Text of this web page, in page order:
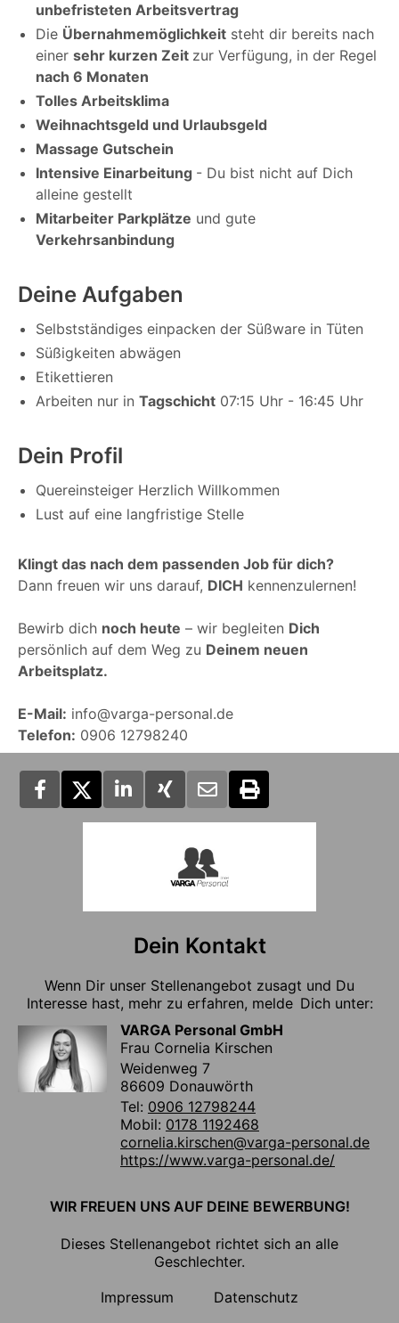
unbefristeten Arbeitsvertrag
Die Übernahmemöglichkeit steht dir bereits nach
einer sehr kurzen Zeit zur Verfügung, in der Regel
nach 6 Monaten
Tolles Arbeitsklima
Weihnachtsgeld und Urlaubsgeld
Massage Gutschein
Intensive Einarbeitung - Du bist nicht auf Dich
alleine gestellt
Mitarbeiter Parkplätze und gute
Verkehrsanbindung
Deine Aufgaben
Selbstständiges einpacken der Süßware in Tüten
Süßigkeiten abwägen
Etikettieren
Arbeiten nur in Tagschicht 07:15 Uhr - 16:45 Uhr
Dein Profil
Quereinsteiger Herzlich Willkommen
Lust auf eine langfristige Stelle
Klingt das nach dem passenden Job für dich?
Dann freuen wir uns darauf, DICH kennenzulernen!
Bewirb dich noch heute – wir begleiten Dich
persönlich auf dem Weg zu Deinem neuen
Arbeitsplatz.
E-Mail: info@varga-personal.de
Telefon: 0906 12798240
Dein Kontakt
Wenn Dir unser Stellenangebot zusagt und Du
Interesse hast, mehr zu erfahren, melde Dich unter:
VARGA Personal GmbH
Frau Cornelia Kirschen
Weidenweg 7
86609 Donauwörth
Tel: 0906 12798244
Mobil: 0178 1192468
cornelia.kirschen@varga-personal.de
https://www.varga-personal.de/
WIR FREUEN UNS AUF DEINE BEWERBUNG!
Dieses Stellenangebot richtet sich an alle
Geschlechter.
Impressum
Datenschutz